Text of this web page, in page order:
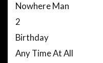
Nowhere Man
2
Birthday
Any Time At All